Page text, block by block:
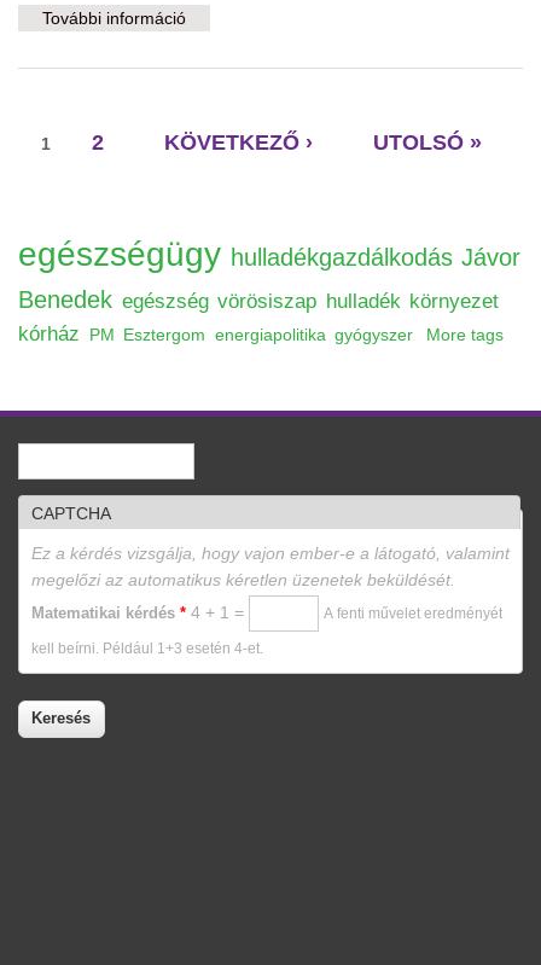
További információ
1 2 KÖVETKEZŐ › UTOLSÓ »
egészségügy hulladékgazdálkodás Jávor
Benedek egészség vörösiszap hulladék környezet
kórház
PM Esztergom energiapolitika gyógyszer More tags
CAPTCHA
Ez a kérdés vizsgálja, hogy vajon ember-e a látogató, valamint
megelőzi az automatikus kéretlen üzenetek beküldését.
Matematikai kérdés * 4 + 1 = A fenti művelet eredményét
kell beírni. Például 1+3 esetén 4-et.